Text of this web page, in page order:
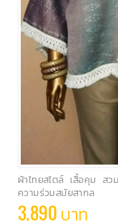
ผ้าไทยสไตล์ เสื้อคุม สว
ความร่วมสมัยสากล
3,890 บาท